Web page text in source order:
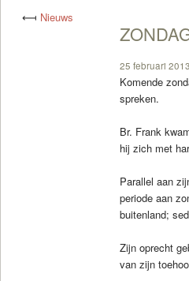
⟻ Nieuws
25 februari 2013
Komende
spreken.
Br. Frank
hij zich met
Parallel aan
periode aan
buitenland;
Zijn oprecht
van zijn